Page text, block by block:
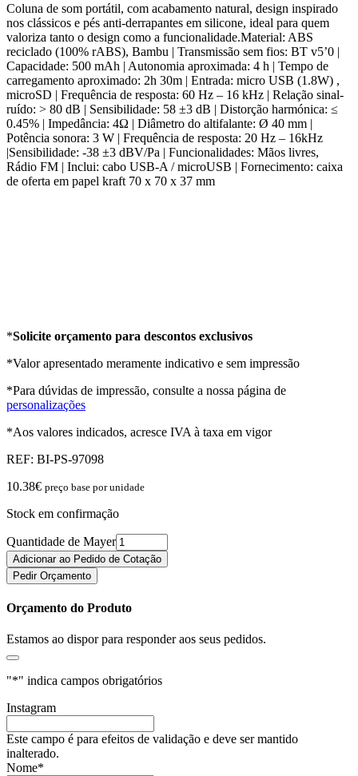
Coluna de som portátil, com acabamento natural, design inspirado
nos clássicos e pés anti-derrapantes em silicone, ideal para quem
valoriza tanto o design como a funcionalidade.Material: ABS
reciclado (100% rABS), Bambu | Transmissão sem fios: BT v5’0 |
Capacidade: 500 mAh | Autonomia aproximada: 4 h | Tempo de
carregamento aproximado: 2h 30m | Entrada: micro USB (1.8W) ,
microSD | Frequência de resposta: 60 Hz – 16 kHz | Relação sinal-
ruído: > 80 dB | Sensibilidade: 58 ±3 dB | Distorção harmónica: ≤
0.45% | Impedância: 4Ω | Diâmetro do altifalante: Ø 40 mm |
Potência sonora: 3 W | Frequência de resposta: 20 Hz – 16kHz
|Sensibilidade: -38 ±3 dBV/Pa | Funcionalidades: Mãos livres,
Rádio FM | Inclui: cabo USB-A / microUSB | Fornecimento: caixa
de oferta em papel kraft 70 x 70 x 37 mm
*Solicite orçamento para descontos exclusivos
*Valor apresentado meramente indicativo e sem impressão
*Para dúvidas de impressão, consulte a nossa página de
personalizações
*Aos valores indicados, acresce IVA à taxa em vigor
REF: BI-PS-97098
10.38€ preço base por unidade
Stock em confirmação
Quantidade de Mayer
Adicionar ao Pedido de Cotação
Pedir Orçamento
Orçamento do Produto
Estamos ao dispor para responder aos seus pedidos.
"*" indica campos obrigatórios
Instagram
Este campo é para efeitos de validação e deve ser mantido
inalterado.
Nome*